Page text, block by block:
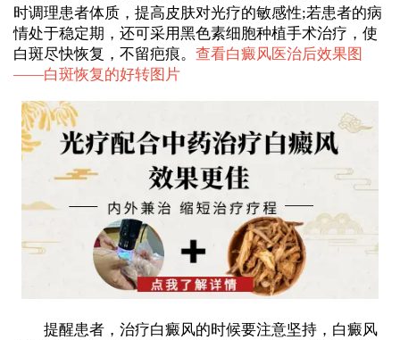
时调理患者体质，提高皮肤对光疗的敏感性;若患者的病
情处于稳定期，还可采用黑色素细胞种植手术治疗，使
白斑尽快恢复，不留疤痕。 查看白癜风医治后效果图
——白斑恢复的好转图片
提醒患者，治疗白癜风的时候要注意坚持，白癜风